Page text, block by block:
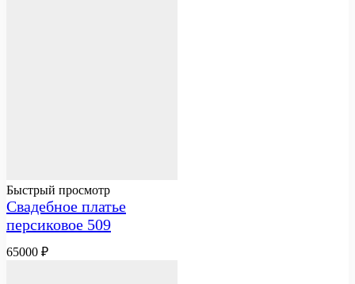
Быстрый просмотр
Свадебное платье
персиковое 509
65000 ₽